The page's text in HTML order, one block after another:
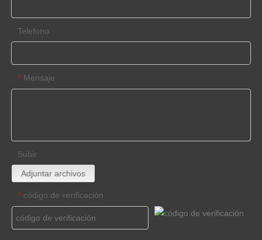
Telefono
* Mensaje
Subir
Adjuntar archivos
* código de verificación